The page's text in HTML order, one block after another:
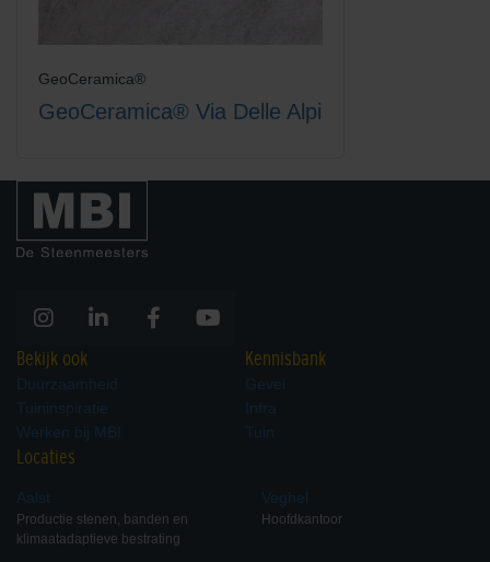
GeoCeramica®
GeoCeramica® Via Delle Alpi
Bekijk ook
Duurzaamheid
Tuininspiratie
Werken bij MBI
Kennisbank
Gevel
Infra
Tuin
Locaties
Aalst
Productie stenen, banden en
klimaatadaptieve bestrating
Veghel
Hoofdkantoor